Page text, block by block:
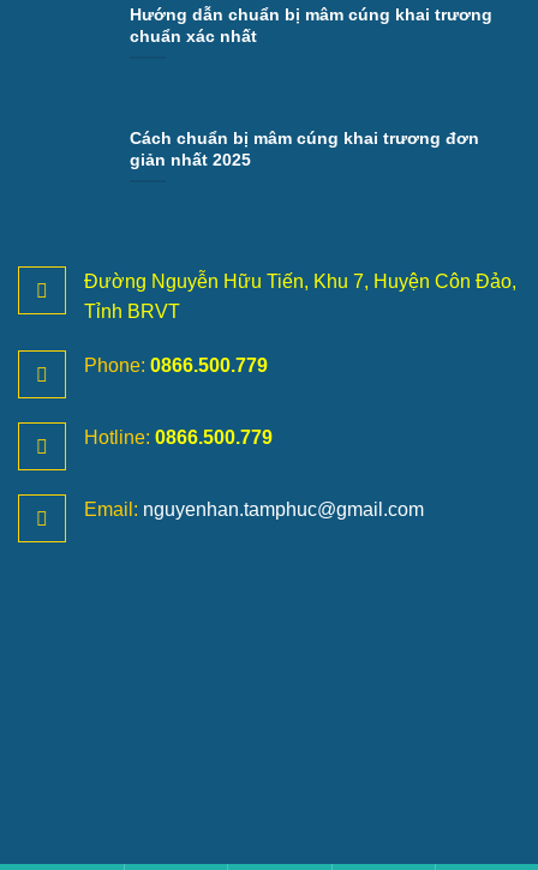
Hướng dẫn chuẩn bị mâm cúng khai trương
chuẩn xác nhất
Cách chuẩn bị mâm cúng khai trương đơn
giản nhất 2025
Đường Nguyễn Hữu Tiến, Khu 7, Huyện Côn Đảo,
Tỉnh BRVT
Phone: 0866.500.779
Hotline: 0866.500.779
Email: nguyenhan.tamphuc@gmail.com